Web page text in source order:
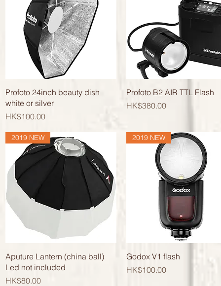
快速瀏覽
Profoto 24inch beauty dish
white or silver
價格
HK$100.00
快速瀏覽
Profoto B2 AIR TTL Flash
價格
HK$380.00
快速瀏覽
2019 NEW
Aputure Lantern (china ball)
Led not included
價格
HK$80.00
快速瀏覽
2019 NEW
Godox V1 flash
價格
HK$100.00